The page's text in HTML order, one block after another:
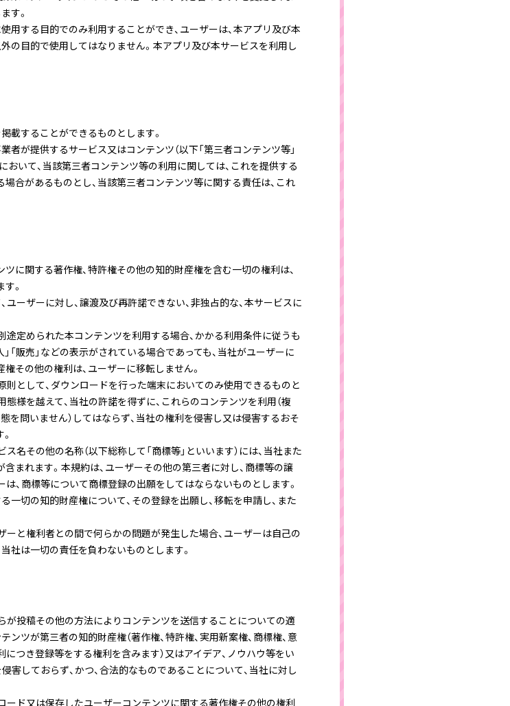
す。
用する目的でのみ利用することができ、ユーザーは、本アプリ及び本
の目的で使用してはなりません。本アプリ及び本サービスを利用し
載することができるものとします。
が提供するサービス又はコンテンツ（以下「第三者コンテンツ等」
おいて、当該第三者コンテンツ等の利用に関しては、これを提供する
合があるものとし、当該第三者コンテンツ等に関する責任は、これ
に関する著作権、特許権その他の知的財産権を含む一切の権利は、
。
ーザーに対し、譲渡及び再許諾できない、非独占的な、本サービスに
途定められた本コンテンツを利用する場合、かかる利用条件に従うも
「販売」などの表示がされている場合であっても、当社がユーザーに
その他の権利は、ユーザーに移転しません。
則として、ダウンロードを行った端末においてのみ使用できるものと
態様を越えて、当社の許諾を得ずに、これらのコンテンツを利用（複
態を問いません）してはならず、当社の権利を侵害し又は侵害するおそ
名その他の名称（以下総称して「商標等」といいます）には、当社また
まれます。本規約は、ユーザーその他の第三者に対し、商標等の譲
、商標等について商標登録の出願をしてはならないものとします。
一切の知的財産権について、その登録を出願し、移転を申請し、また
ーと権利者との間で何らかの問題が発生した場合、ユーザーは自己の
社は一切の責任を負わないものとします。
が投稿その他の方法によりコンテンツを送信することについての適
ツが第三者の知的財産権（著作権、特許権、実用新案権、商標権、意
につき登録等をする権利を含みます）又はアイデア、ノウハウ等をい
害しておらず、かつ、合法的なものであることについて、当社に対し
ード又は保存したユーザーコンテンツに関する著作権その他の権利